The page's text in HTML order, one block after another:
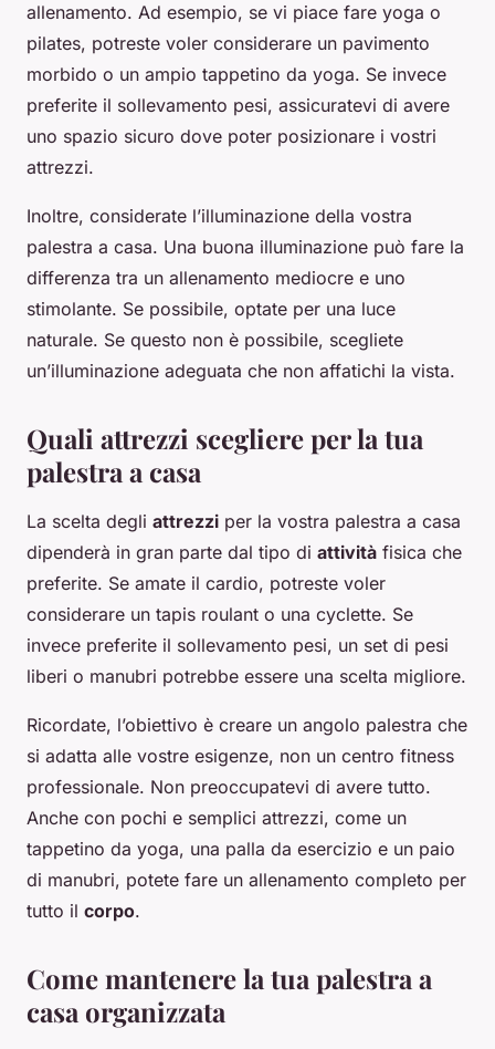
allenamento. Ad esempio, se vi piace fare yoga o
pilates, potreste voler considerare un pavimento
morbido o un ampio tappetino da yoga. Se invece
preferite il sollevamento pesi, assicuratevi di avere
uno spazio sicuro dove poter posizionare i vostri
attrezzi.
Inoltre, considerate l’illuminazione della vostra
palestra a casa. Una buona illuminazione può fare la
differenza tra un allenamento mediocre e uno
stimolante. Se possibile, optate per una luce
naturale. Se questo non è possibile, scegliete
un’illuminazione adeguata che non affatichi la vista.
Quali attrezzi scegliere per la tua
palestra a casa
La scelta degli attrezzi per la vostra palestra a casa
dipenderà in gran parte dal tipo di attività fisica che
preferite. Se amate il cardio, potreste voler
considerare un tapis roulant o una cyclette. Se
invece preferite il sollevamento pesi, un set di pesi
liberi o manubri potrebbe essere una scelta migliore.
Ricordate, l’obiettivo è creare un angolo palestra che
si adatta alle vostre esigenze, non un centro fitness
professionale. Non preoccupatevi di avere tutto.
Anche con pochi e semplici attrezzi, come un
tappetino da yoga, una palla da esercizio e un paio
di manubri, potete fare un allenamento completo per
tutto il corpo.
Come mantenere la tua palestra a
casa organizzata